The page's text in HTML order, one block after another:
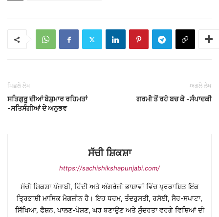
ਪਿਛਲੇ ਲੇਖ
ਸਤਿਗੁਰੂ ਦੀਆਂ ਬੇਸ਼ੁਮਾਰ ਰਹਿਮਤਾਂ
-ਸਤਿਸੰਗੀਆਂ ਦੇ ਅਨੁਭਵ
ਅਗਲੇ ਲੇਖ
ਗਰਮੀ ਤੋਂ ਰਹੋ ਬਚ ਕੇ -ਸੰਪਾਦਕੀ
ਸੱਚੀ ਸ਼ਿਕਸ਼ਾ
https://sachishikshapunjabi.com/
ਸੱਚੀ ਸ਼ਿਕਸ਼ਾ ਪੰਜਾਬੀ, ਹਿੰਦੀ ਅਤੇ ਅੰਗਰੇਜ਼ੀ ਭਾਸ਼ਾਵਾਂ ਵਿੱਚ ਪ੍ਰਕਾਸ਼ਿਤ ਇੱਕ
ਤ੍ਰਿਭਾਸ਼ੀ ਮਾਸਿਕ ਮੈਗਜ਼ੀਨ ਹੈ। ਇਹ ਧਰਮ, ਤੰਦਰੁਸਤੀ, ਰਸੋਈ, ਸੈਰ-ਸਪਾਟਾ,
ਸਿੱਖਿਆ, ਫੈਸ਼ਨ, ਪਾਲਣ-ਪੋਸ਼ਣ, ਘਰ ਬਣਾਉਣ ਅਤੇ ਸੁੰਦਰਤਾ ਵਰਗੇ ਵਿਸ਼ਿਆਂ ਦੀ